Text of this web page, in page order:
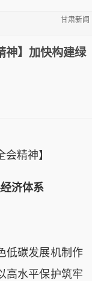
甘肃新闻
神】加快构建绿
会精神】
济体系
碳发展机制作
高水平保护筑牢